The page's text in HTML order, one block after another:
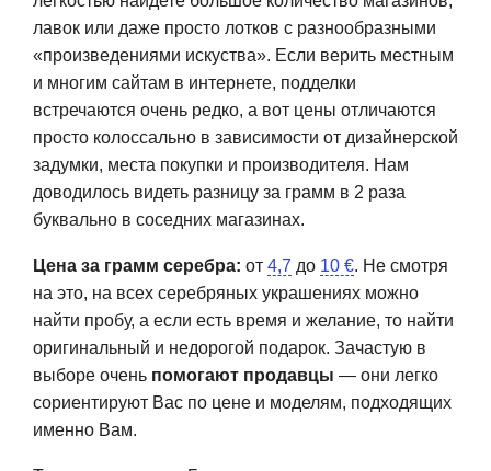
лавок или даже просто лотков с разнообразными
«произведениями искуства». Если верить местным
и многим сайтам в интернете, подделки
встречаются очень редко, а вот цены отличаются
просто колоссально в зависимости от дизайнерской
задумки, места покупки и производителя. Нам
доводилось видеть разницу за грамм в 2 раза
буквально в соседних магазинах.
Цена за грамм серебра: от 4,7 до 10 €. Не смотря
на это, на всех серебряных украшениях можно
найти пробу, а если есть время и желание, то найти
оригинальный и недорогой подарок. Зачастую в
выборе очень помогают продавцы — они легко
сориентируют Вас по цене и моделям, подходящих
именно Вам.